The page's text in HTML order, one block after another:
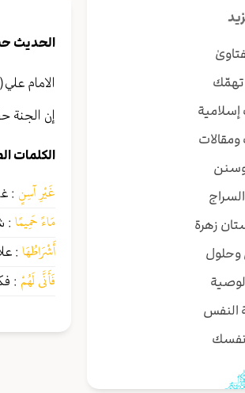
تهمّك
زهرة
النفس
نفسك
الحديث حسب صفحة
الامام
إن الجنة
الكلمات الصعبة
غَيْرِ آسِنٍ :
مَاءً حَمِيمًا :
أَشْرَاطُهَا :
فَأَنَّى لَهُمْ :